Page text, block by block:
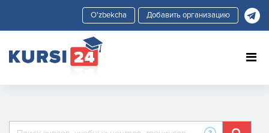
Добавить организацию